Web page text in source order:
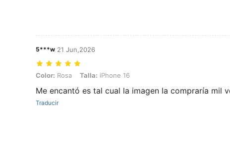
5***w 21 Jun,2026
Color: Rosa, Talla: iPhone 16
Color: Rosa Talla: iPhone 16
Me encantó es tal cual la imagen la compraría mil
Traducir